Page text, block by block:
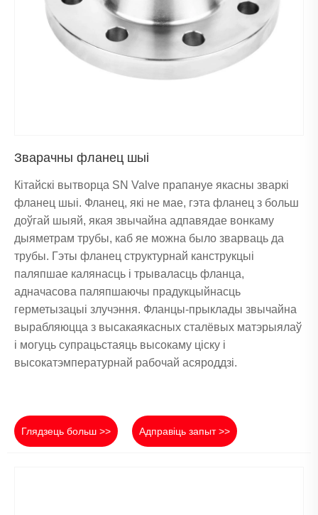
Зварачны фланец шыі
Кітайскі вытворца SN Valve прапануе якасны зваркі
фланец шыі. Фланец, які не мае, гэта фланец з больш
доўгай шыяй, якая звычайна адпавядае вонкаму
дыяметрам трубы, каб яе можна было зварваць да
трубы. Гэты фланец структурнай канструкцыі
паляпшае калянасць і трываласць фланца,
адначасова паляпшаючы прадукцыйнасць
герметызацыі злучэння. Фланцы-прыклады звычайна
вырабляюцца з высакаякасных сталёвых матэрыялаў
і могуць супрацьстаяць высокаму ціску і
высокатэмпературнай рабочай асяроддзі.
Глядзець больш >> Адправіць запыт >>